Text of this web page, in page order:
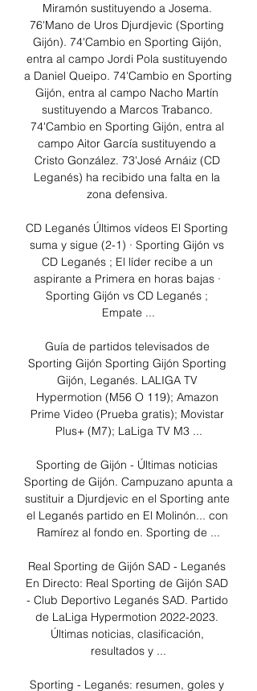
Miramón sustituyendo a Josema.
76'Mano de Uros Djurdjevic (Sporting
Gijón). 74'Cambio en Sporting Gijón,
entra al campo Jordi Pola sustituyendo
a Daniel Queipo. 74'Cambio en Sporting
Gijón, entra al campo Nacho Martín
sustituyendo a Marcos Trabanco.
74'Cambio en Sporting Gijón, entra al
campo Aitor García sustituyendo a
Cristo González. 73'José Arnáiz (CD
Leganés) ha recibido una falta en la
zona defensiva.
CD Leganés Últimos vídeos El Sporting
suma y sigue (2-1) · Sporting Gijón vs
CD Leganés ; El líder recibe a un
aspirante a Primera en horas bajas ·
Sporting Gijón vs CD Leganés ;
Empate ...
Guía de partidos televisados de
Sporting Gijón Sporting Gijón Sporting
Gijón, Leganés. LALIGA TV
Hypermotion (M56 O 119); Amazon
Prime Video (Prueba gratis); Movistar
Plus+ (M7); LaLiga TV M3 ...
Sporting de Gijón - Últimas noticias
Sporting de Gijón. Campuzano apunta a
sustituir a Djurdjevic en el Sporting ante
el Leganés partido en El Molinón... con
Ramírez al fondo en. Sporting de ...
Real Sporting de Gijón SAD - Leganés
En Directo: Real Sporting de Gijón SAD
- Club Deportivo Leganés SAD. Partido
de LaLiga Hypermotion 2022-2023.
Últimas noticias, clasificación,
resultados y ...
Sporting - Leganés: resumen, goles y